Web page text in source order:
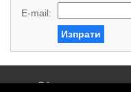
E-mail:
Изпрати
Общи условия